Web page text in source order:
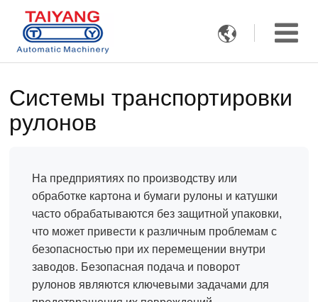

Системы транспортировки
рулонов
На предприятиях по производству или
обработке картона и бумаги рулоны и катушки
часто обрабатываются без защитной упаковки,
что может привести к различным проблемам с
безопасностью при их перемещении внутри
заводов. Безопасная подача и поворот
рулонов являются ключевыми задачами для